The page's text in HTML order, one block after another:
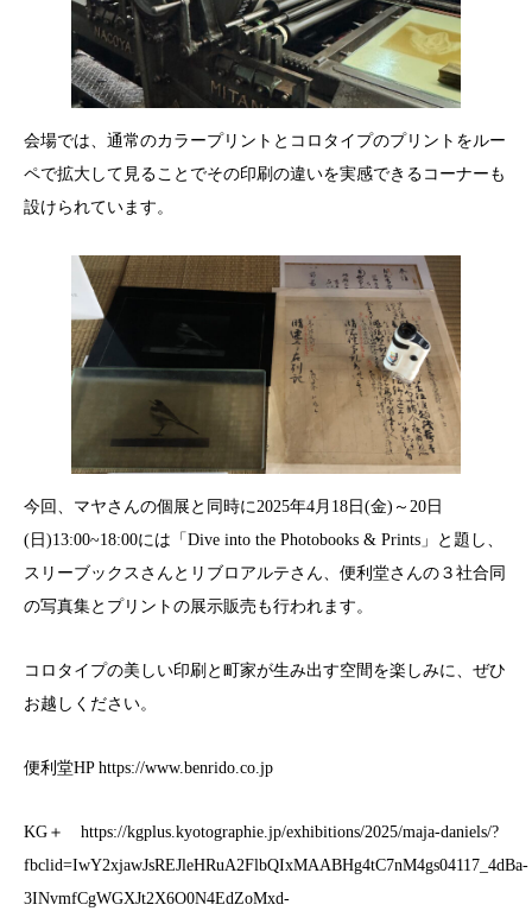
会場では、通常のカラープリントとコロタイプのプリントをルー
ペで拡大して見ることでその印刷の違いを実感できるコーナーも
設けられています。
今回、マヤさんの個展と同時に2025年4月18日(金)～20日
(日)13:00~18:00には「Dive into the Photobooks & Prints」と題し、
スリーブックスさんとリブロアルテさん、便利堂さんの３社合同
の写真集とプリントの展示販売も行われます。
コロタイプの美しい印刷と町家が生み出す空間を楽しみに、ぜひ
お越しください。
便利堂HP https://www.benrido.co.jp
KG＋ https://kgplus.kyotographie.jp/exhibitions/2025/maja-daniels/?
fbclid=IwY2xjawJsREJleHRuA2FlbQIxMAABHg4tC7nM4gs04117_4dBa-
3INvmfCgWGXJt2X6O0N4EdZoMxd-